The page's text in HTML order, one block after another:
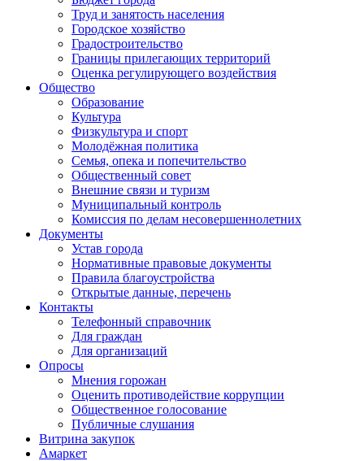
Труд и занятость населения
Городское хозяйство
Градостроительство
Границы прилегающих территорий
Оценка регулирующего воздействия
Общество
Образование
Культура
Физкультура и спорт
Молодёжная политика
Семья, опека и попечительство
Общественный совет
Внешние связи и туризм
Муниципальный контроль
Комиссия по делам несовершеннолетних
Документы
Устав города
Нормативные правовые документы
Правила благоустройства
Открытые данные, перечень
Контакты
Телефонный справочник
Для граждан
Для организаций
Опросы
Мнения горожан
Оценить противодействие коррупции
Общественное голосование
Публичные слушания
Витрина закупок
Амаркет